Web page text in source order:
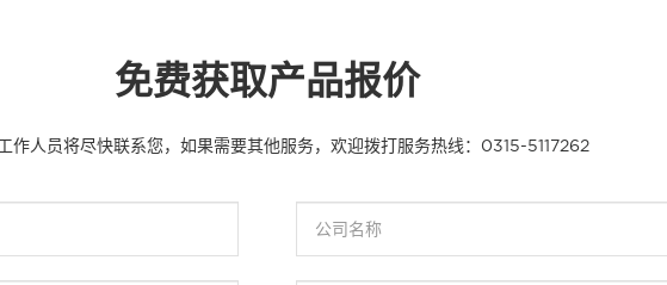
免费获取产品报价
作人员将尽快联系您，如果需要其他服务，欢迎拨打服务热线： 0315-5117262